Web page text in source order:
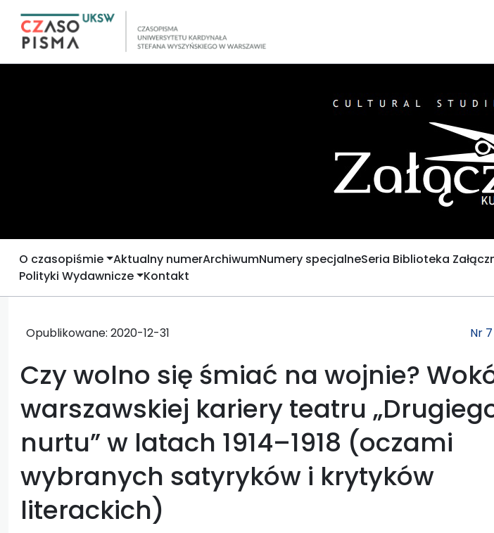
O czasopiśmie Aktualny numerArchiwumNumery specjalneSeria Biblioteka
Polityki Wydawnicze Kontakt
Opublikowane: 2020-12-31 Nr
Czy wolno się śmiać na wojnie?
warszawskiej kariery teatru
nurtu” w latach 1914–1918 (oczami
wybranych satyryków i krytyków
literackich)